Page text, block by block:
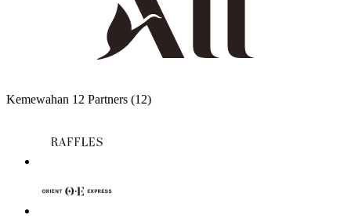
Kemewahan 12 Partners (12)